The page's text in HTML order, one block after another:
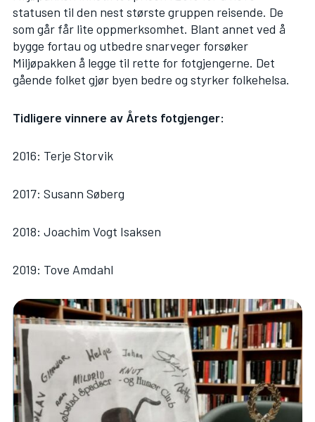
statusen til den nest største gruppen reisende. De
som går får lite oppmerksomhet. Blant annet ved å
bygge fortau og utbedre snarveger forsøker
Miljøpakken å legge til rette for fotgjengerne. Det
gående folket gjør byen bedre og styrker folkehelsa.
Tidligere vinnere av Årets fotgjenger:
2016: Terje Storvik
2017: Susann Søberg
2018: Joachim Vogt Isaksen
2019: Tove Amdahl